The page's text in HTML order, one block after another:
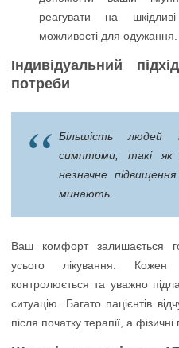
реагувати на
можливості для одужання.
Індивідуальний
потреби
Більшість людей
симптоми, такі як
незначне
минають.
Ваш комфорт залишається
усього лікування.
контролюється та уважно
ситуацію. Багато пацієнтів
після початку терапії, а